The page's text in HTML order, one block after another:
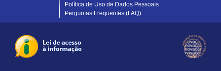
Política de Uso de Dados Pessoais
Perguntas Frequentes (FAQ)